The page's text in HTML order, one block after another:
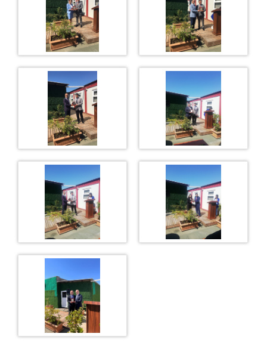
Adalet Komisyonu Üyeleri
BİLGİ İŞLEM
Bilgi İşlem Şefliği
VPN Kullanımı
Personel Dökümanlar
Portal Şifresi Alma(UYAP Giriş)
Bilgisayar Açılış Şifresi